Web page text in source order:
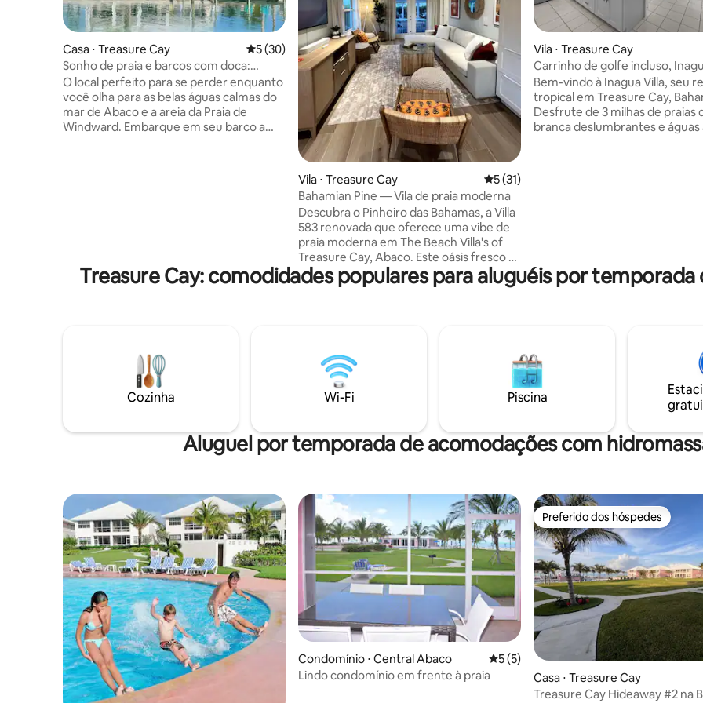
Casa ⋅ Treasure Cay 5 de uma avaliação média de 5, 30 avaliações
5 (30)
Sonho de praia e barcos com doca:
"Dragonfly"
O local perfeito para se perder enquanto
você olha para as belas águas calmas do
mar de Abaco e a areia da Praia de
Windward. Embarque em seu barco a
minuto da praia isolada para relaxar e
apreciar o pôr do sol incrível.
Vila ⋅ Treasure Cay 5 de uma avaliação média de 5, 31
5 (31)
Bahamian Pine — Vila de praia moderna
Descubra o Pinheiro das Bahamas, a Villa
583 renovada que oferece uma vibe de
praia moderna em The Beach Villa's of
Treasure Cay, Abaco. Este oásis fresco e
limpo possui móveis de qualidade, uma
cozinha totalmente equipada com
piscina e a praia. Nosso retiro tranquilo é
perfeito para casais ou famílias
pequenas. Deixe-nos apresentá-lo ao
estilo de vida descontraído e descalço na
Vila ⋅ Treasure Cay
Carrinho de golfe incluso,
Treasure Cay
Bem-vindo à Inagua Villa, seu
tropical em Treasure Cay,
Desfrute de 3 milhas de praias
branca deslumbrantes e águas
incluído na sua estadia.
paraíso na Inagua Villa!
Treasure Cay: comodidades populares para aluguéis por
Cozinha Wi-Fi Piscina
Aluguel por temporada de acomodações com
Condomínio ⋅ Central Abaco 5 de uma avaliação média de 5, 5
5 (5)
Lindo condomínio em frente à praia
Preferido dos hóspedes
Preferido dos hóspedes
Casa ⋅ Treasure Cay
Treasure Cay Hideaway #2 na